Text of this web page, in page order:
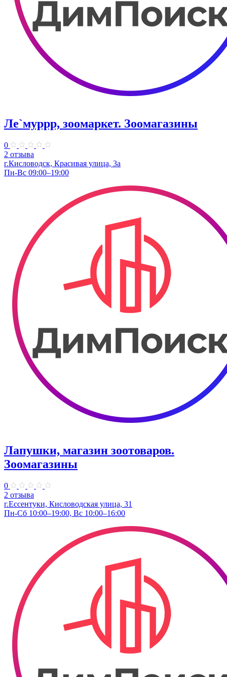
Ле`муррр, зоомаркет. Зоомагазины
0
2 отзыва
г.Кисловодск, Красивая улица, 3а
Пн-Вс 09:00–19:00
Лапушки, магазин зоотоваров.
Зоомагазины
0
2 отзыва
г.Ессентуки, Кисловодская улица, 31
Пн-Сб 10:00–19:00, Вс 10:00–16:00